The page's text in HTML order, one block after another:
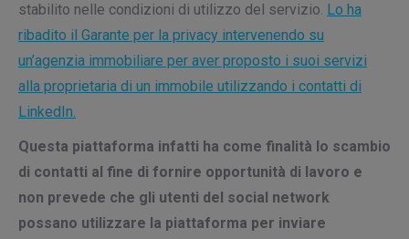
stabilito nelle condizioni di utilizzo del servizio. Lo ha
ribadito il Garante per la privacy intervenendo su
un’agenzia immobiliare per aver proposto i suoi servizi
alla proprietaria di un immobile utilizzando i contatti di
LinkedIn.
Questa piattaforma infatti ha come finalità lo scambio
di contatti al fine di fornire opportunità di lavoro e
non prevede che gli utenti del social network
possano utilizzare la piattaforma per inviare